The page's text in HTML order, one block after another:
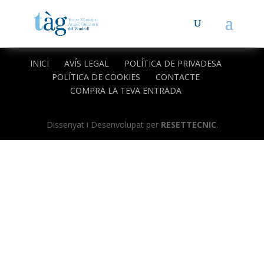
INICI AVÍS LEGAL
POLÍTICA DE PRIVADESA
POLÍTICA DE COOKIES
CONTACTE
COMPRA LA TEVA ENTRADA
Dissenyat i Desenvolupat per RESETTECNIC.